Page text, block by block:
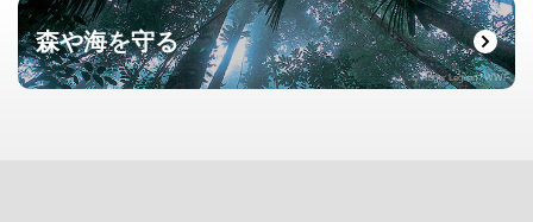
森や海を守る
© Roger Leguen / WWF